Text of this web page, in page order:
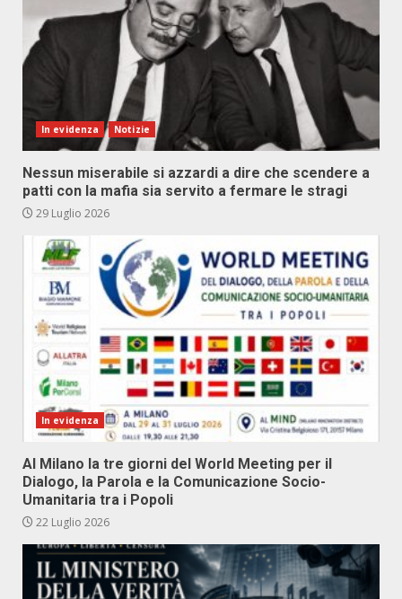
In evidenza Notizie
Nessun miserabile si azzardi a dire che scendere a
patti con la mafia sia servito a fermare le stragi
29 Luglio 2026
In evidenza
Al Milano la tre giorni del World Meeting per il
Dialogo, la Parola e la Comunicazione Socio-
Umanitaria tra i Popoli
22 Luglio 2026